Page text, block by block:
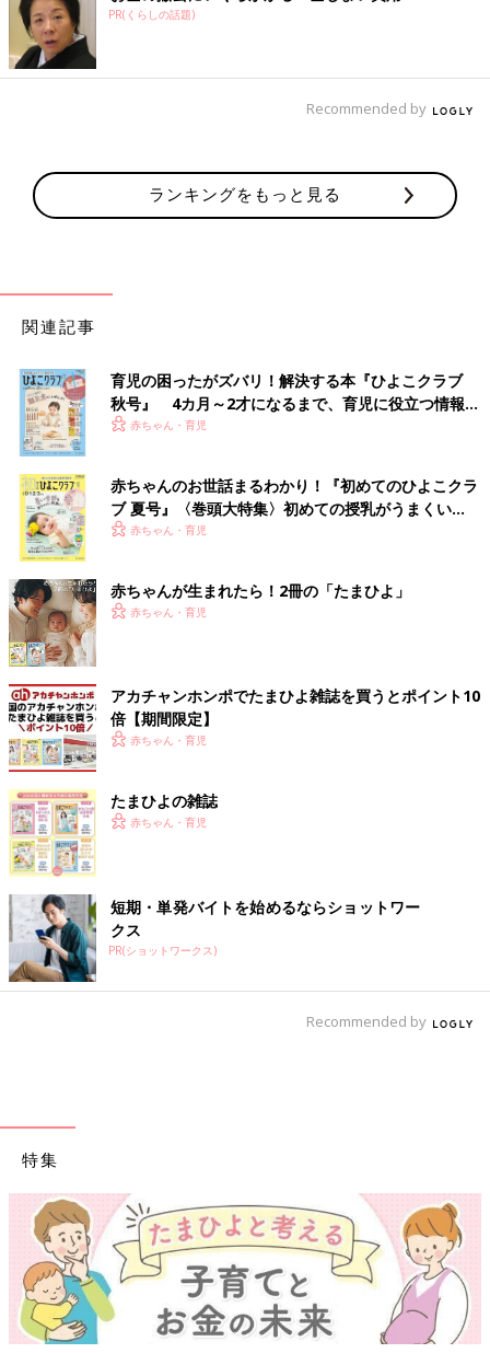
PR(くらしの話題)
Recommended by
ランキングをもっと見る
関連記事
育児の困ったがズバリ！解決する本『ひよこクラブ
秋号』 4カ月～2才になるまで、育児に役立つ情報が
いっぱい！
赤ちゃん・育児
赤ちゃんのお世話まるわかり！『初めてのひよこクラ
ブ 夏号』〈巻頭大特集〉初めての授乳がうまくい
く！ おっぱい・ミルクの基本と夏のトラブル 解決テ
赤ちゃん・育児
赤ちゃんが生まれたら！2冊の「たまひよ」
赤ちゃん・育児
アカチャンホンポでたまひよ雑誌を買うとポイント10
倍【期間限定】
赤ちゃん・育児
たまひよの雑誌
赤ちゃん・育児
短期・単発バイトを始めるならショットワー
クス
PR(ショットワークス)
Recommended by
特集